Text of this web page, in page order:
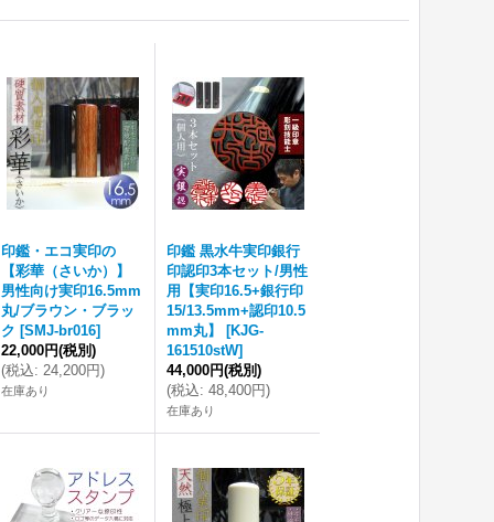
印鑑・エコ実印の
【彩華（さいか）】
男性向け実印16.5mm
丸/ブラウン・ブラッ
ク [SMJ-br016]
22,000円(税別)
(税込: 24,200円)
在庫あり
印鑑 黒水牛実印銀行
印認印3本セット/男性
用【実印16.5+銀行印
15/13.5mm+認印10.5
mm丸】
[KJG-
161510stW]
44,000円(税別)
(税込: 48,400円)
在庫あり